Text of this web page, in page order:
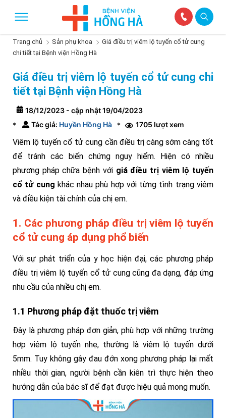
Trang chủ Sản phụ khoa
Giá điều trị viêm lộ tuyến cổ tử cung
chi tiết tại Bệnh viện Hồng Hà
Giá điều trị viêm lộ tuyến cổ tử cung chi
tiết tại Bệnh viện Hồng Hà
18/12/2023 - cập nhật 19/04/2023
*
Tác giả: Huyền Hồng Hà * 1705 lượt xem
Viêm lộ tuyến cổ tử cung cần điều trị càng sớm càng tốt
để tránh các biến chứng nguy hiểm. Hiện có nhiều
phương pháp chữa bệnh với giá điều trị viêm lộ tuyến
cổ tử cung khác nhau phù hợp với từng tình trạng viêm
và điều kiện tài chính của chị em.
1. Các phương pháp điều trị viêm lộ tuyến
cổ tử cung áp dụng phổ biến
Với sự phát triển của y học hiện đại, các phương pháp
điều trị viêm lộ tuyến cổ tử cung cũng đa dạng, đáp ứng
nhu cầu của nhiều chị em.
1.1 Phương pháp đặt thuốc trị viêm
Đây là phương pháp đơn giản, phù hợp với những trường
hợp viêm lộ tuyến nhẹ, thường là viêm lộ tuyến dưới
5mm. Tuy không gây đau đớn xong phương pháp lại mất
nhiều thời gian, người bệnh cần kiên trì thực hiện theo
hướng dẫn của bác sĩ để đạt được hiệu quả mong muốn.